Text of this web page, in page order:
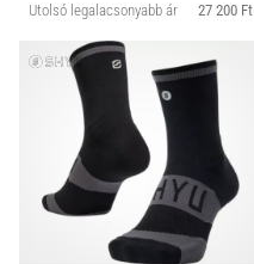
Utolsó legalacsonyabb ár 27 200 Ft